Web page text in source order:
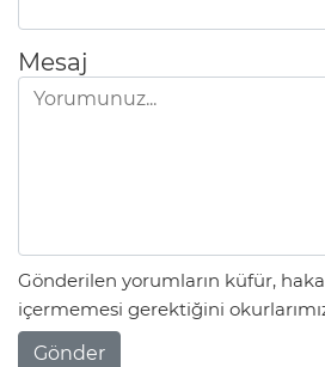
Mesaj
Gönderilen yorumların küfür,
içermemesi gerektiğini
Gönder